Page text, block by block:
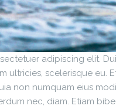
adipiscing elit.
ultricies, scelerisque
non numquam eius
nec, diam. Etiam